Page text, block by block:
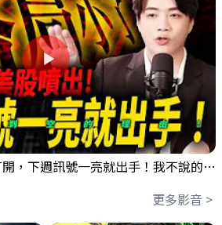
【貪婪時間】格局要打開，下週訊號一亮就出手！我不說的話還真一堆人不知道！｜錢進大趨勢 Mr.智霖 陳 2026/08/08
更多影音 >